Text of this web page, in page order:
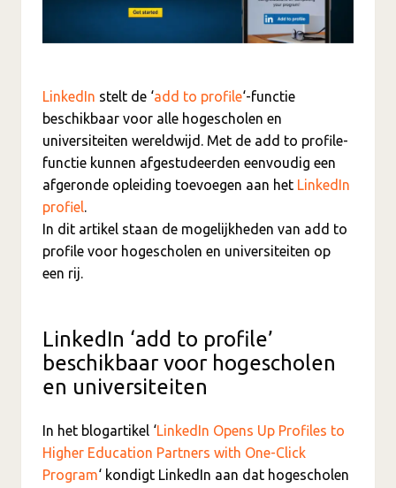
LinkedIn stelt de ‘add to profile‘-functie
beschikbaar voor alle hogescholen en
universiteiten wereldwijd. Met de add to profile-
functie kunnen afgestudeerden eenvoudig een
afgeronde opleiding toevoegen aan het LinkedIn
profiel.
In dit artikel staan de mogelijkheden van add to
profile voor hogescholen en universiteiten op
een rij.
LinkedIn ‘add to profile’
beschikbaar voor hogescholen
en universiteiten
In het blogartikel ‘LinkedIn Opens Up Profiles to
Higher Education Partners with One-Click
Program‘ kondigt LinkedIn aan dat hogescholen